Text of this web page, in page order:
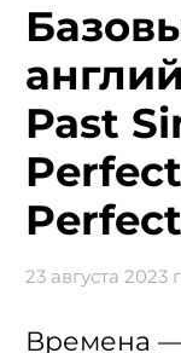
Past
Perfect
23 августа 2023
Времена —